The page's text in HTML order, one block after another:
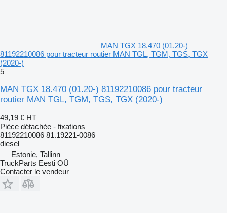
MAN TGX 18.470 (01.20-)
81192210086 pour tracteur routier MAN TGL, TGM, TGS, TGX
(2020-)
5
MAN TGX 18.470 (01.20-) 81192210086 pour tracteur
routier MAN TGL, TGM, TGS, TGX (2020-)
49,19 € HT
Pièce détachée - fixations
81192210086 81.19221-0086
diesel
Estonie, Tallinn
TruckParts Eesti OÜ
Contacter le vendeur